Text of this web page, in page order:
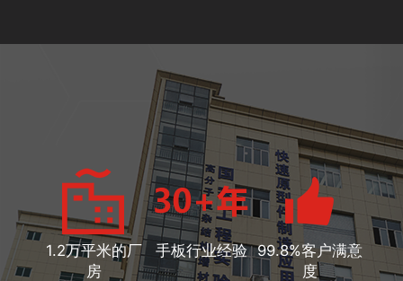
1.2万平米的厂
房
手板行业经验 99.8%客户满意
度